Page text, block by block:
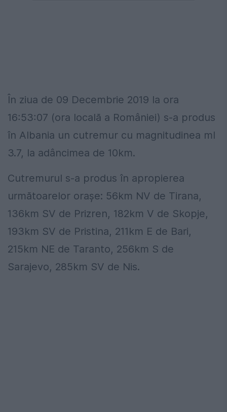
În ziua de 09 Decembrie 2019 la ora
16:53:07 (ora locală a României) s-a produs
în Albania un cutremur cu magnitudinea ml
3.7, la adâncimea de 10km.
Cutremurul s-a produs în apropierea
următoarelor oraşe: 56km NV de Tirana,
136km SV de Prizren, 182km V de Skopje,
193km SV de Pristina, 211km E de Bari,
215km NE de Taranto, 256km S de
Sarajevo, 285km SV de Nis.